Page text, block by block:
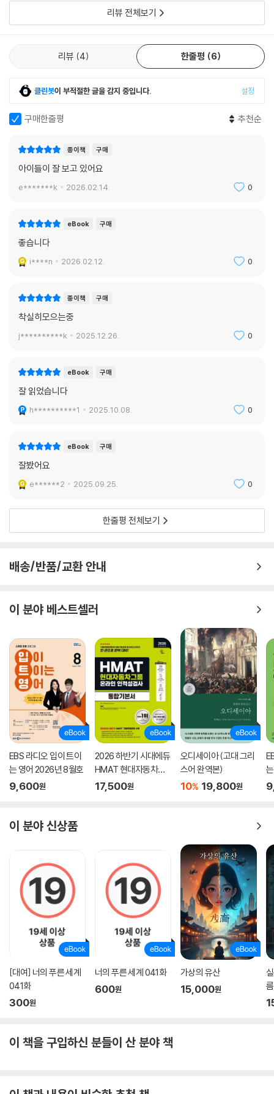
리뷰 전체보기
리뷰 4 한줄평 6
클린봇이 부적절한 글을 감지 중입니다. 설정
구매한줄평 추천순
종이책 구매
아이들이 잘 보고 있어요
e*******k 2026.02.14. 0
eBook 구매
좋습니다
i****n 2026.02.12. 0
종이책 구매
착실히모으는중
j**********k 2025.12.26. 0
eBook 구매
잘 읽었습니다
h**********1 2025.10.08. 0
eBook 구매
잘봤어요
e******2 2025.09.25. 0
한줄평 전체보기
배송/반품/교환 안내
이 분야 베스트셀러
EBS 라디오 입이 트이
는 영어 2026년 8월호
9,600원
2026 하반기 시대에듀
HMAT 현대자동차그
룹 인적성검사 통합기
17,500원
오디세이아 (고대 그리
스어 완역본)
10% 19,800원
이 분야 신상품
[대여] 너의 푸른 세계
041화
300원
너의 푸른 세계 041화
600원
가상의 유산
15,000원
름
이 책을 구입하신 분들이 산 분야 책